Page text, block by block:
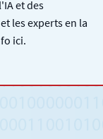
et des
les experts en la
ici.